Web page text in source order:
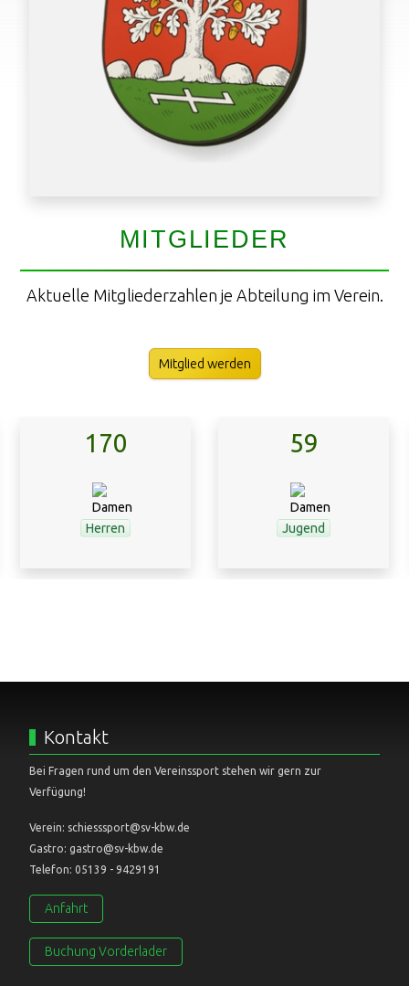
MITGLIEDER
Aktuelle Mitgliederzahlen je Abteilung im Verein.
Mitglied werden
170
Herren
59
Jugend
Kontakt
Bei Fragen rund um den Vereinssport stehen wir gern zur
Verfügung!
Verein: schiesssport@sv-kbw.de
Gastro: gastro@sv-kbw.de
Telefon: 05139 - 9429191
Anfahrt
Buchung Vorderlader